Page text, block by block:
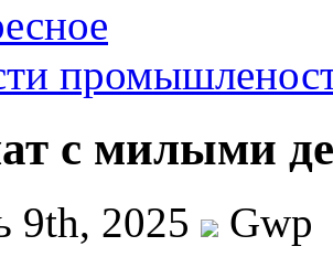
с милыми
9th, 2025 Gwp